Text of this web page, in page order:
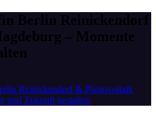
Berlin Reinickendorf
– Momente
Reinickendorf & Photovoltaik
und Zukunft gestalten